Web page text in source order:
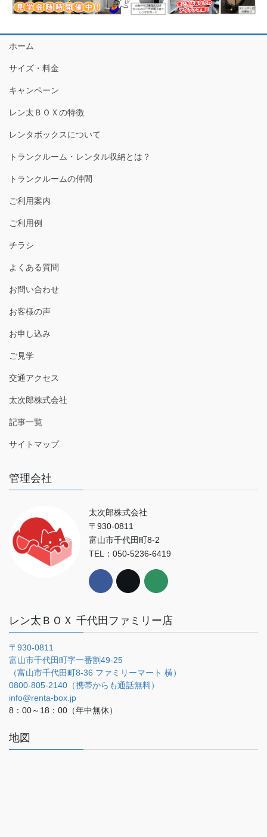
ホーム
サイズ・料金
キャンペーン
レン太ＢＯＸの特徴
レンタボックスについて
トランクルーム・レンタル収納とは？
トランクルームの仲間
ご利用案内
ご利用例
チラシ
よくある質問
お問い合わせ
お客様の声
お申し込み
ご見学
交通アクセス
太次郎株式会社
記事一覧
サイトマップ
管理会社
太次郎株式会社
〒930-0811
富山市千代田町8-2
TEL：050-5236-6419
レン太ＢＯＸ 千代田ファミリー店
〒930-0811
富山市千代田町字一番割49-25
（富山市千代田町8-36 ファミリーマート 横）
0800-805-2140（携帯からも通話無料）
info@renta-box.jp
8：00～18：00（年中無休）
地図